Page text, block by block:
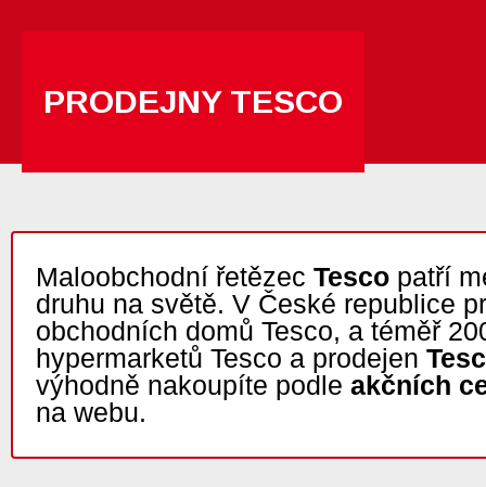
PRODEJNY TESCO
Maloobchodní řetězec Tesco patří
druhu na světě. V České republice
obchodních domů Tesco, a téměř
hypermarketů Tesco a prodejen
výhodně nakoupíte podle akčních
na webu.